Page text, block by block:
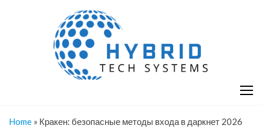
Home » Кракен: безопасные методы входа в даркнет 2026